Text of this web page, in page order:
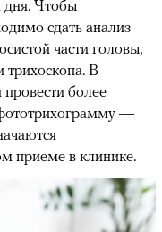
дня. Чтобы
сдать анализ
части головы,
В
более
—
приеме в клинике.